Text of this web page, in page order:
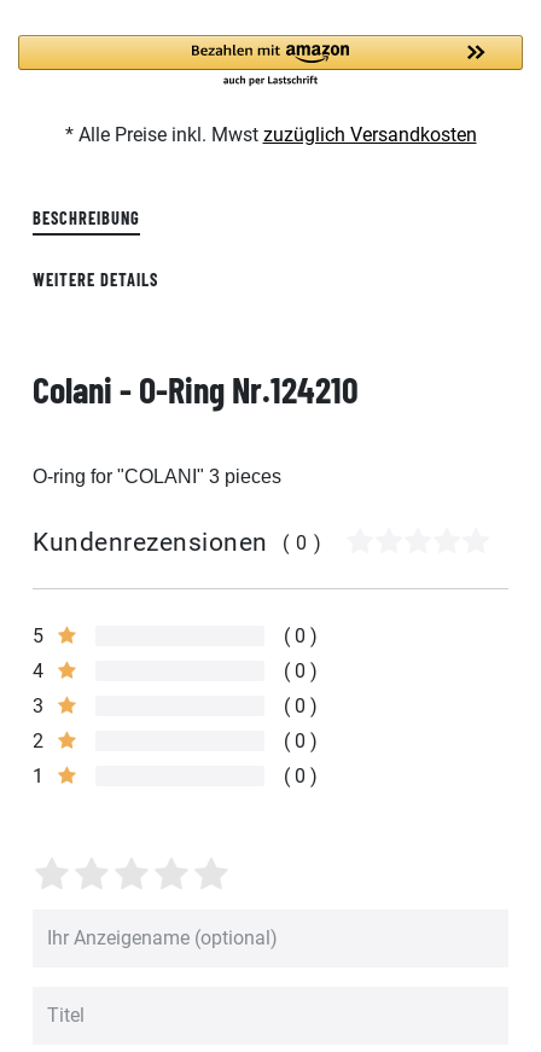
* Alle Preise inkl. Mwst zuzüglich Versandkosten
BESCHREIBUNG
WEITERE DETAILS
Colani - O-Ring Nr.124210
O-ring for "COLANI" 3 pieces
Kundenrezensionen (0)
5
0
4
0
3
0
2
0
1
0